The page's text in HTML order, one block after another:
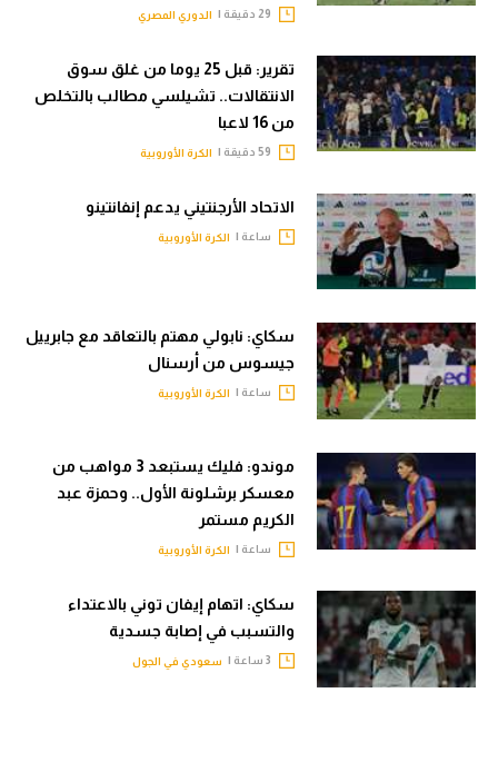
الدوري المصري
تقرير: قبل 25 يوما من غلق سوق
الانتقالات.. تشيلسي مطالب بالتخلص
من 16 لاعبا
الكرة الأوروبية
الاتحاد الأرجنتيني يدعم إنفانتينو
ساعة | الكرة الأوروبية
سكاي: نابولي مهتم بالتعاقد مع جابرييل
جيسوس من أرسنال
ساعة | الكرة الأوروبية
موندو: فليك يستبعد 3 مواهب من
معسكر برشلونة الأول.. وحمزة عبد
الكريم مستمر
ساعة | الكرة الأوروبية
سكاي: اتهام إيفان توني بالاعتداء
والتسبب في إصابة جسدية
سعودي في الجول